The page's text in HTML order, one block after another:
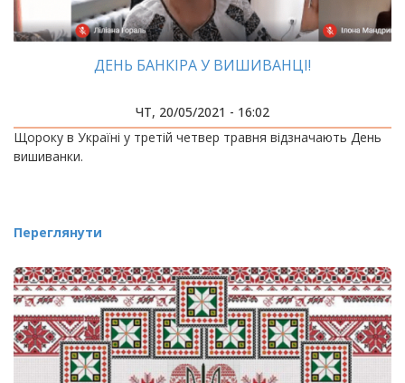
ДЕНЬ БАНКІРА У ВИШИВАНЦІ!
ЧТ, 20/05/2021 - 16:02
Щороку в Україні у третій четвер травня відзначають День
вишиванки.
Переглянути